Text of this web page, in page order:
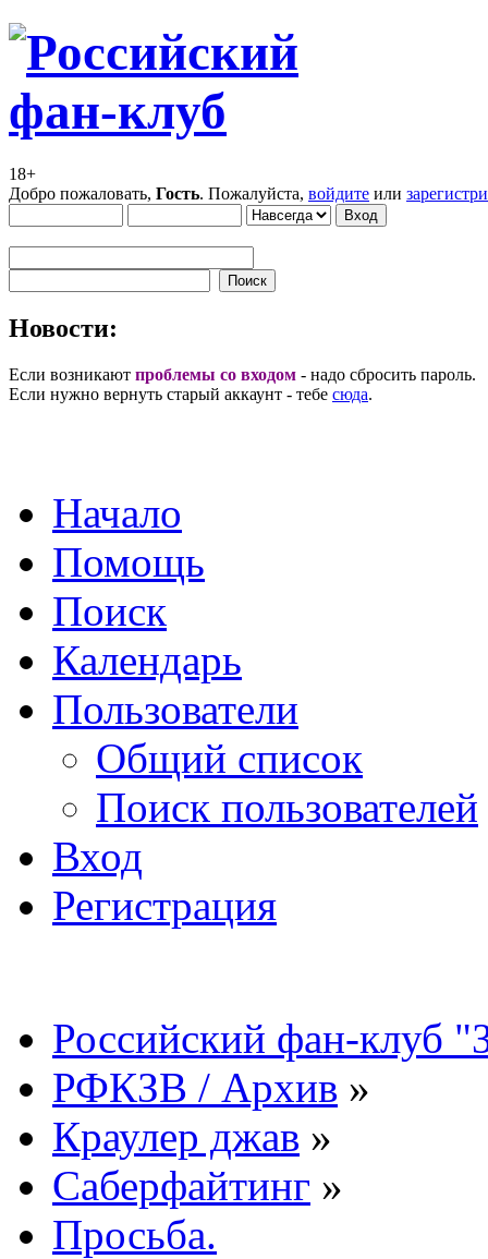
18+
Добро пожаловать, Гость. Пожалуйста, войдите или
Новости:
Если возникают проблемы со входом - надо сбросить пароль.
Если нужно вернуть старый аккаунт - тебе сюда.
Начало
Помощь
Поиск
Календарь
Пользователи
Общий список
Поиск пользователей
Вход
Регистрация
Российский фан-клуб
РФКЗВ / Архив »
Краулер джав »
Саберфайтинг »
Просьба.